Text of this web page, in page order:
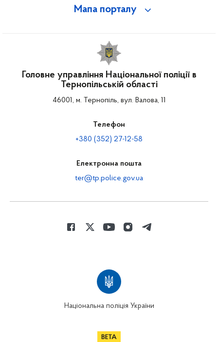
Мапа порталу
Головне управління Національної поліції в
Тернопільській області
46001, м. Тернопіль, вул. Валова, 11
Телефон
+380 (352) 27-12-58
Електронна пошта
ter@tp.police.gov.ua
Національна поліція України